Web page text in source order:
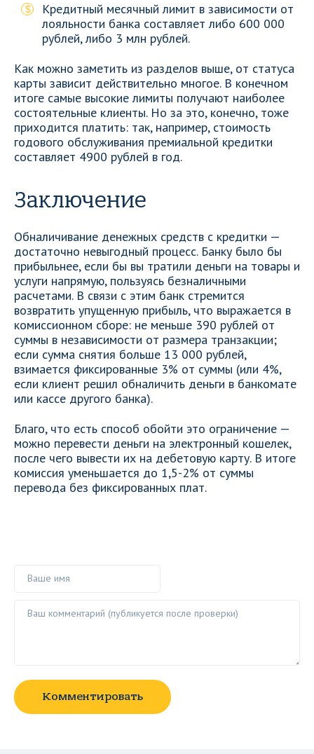
Кредитный месячный лимит в зависимости от
лояльности банка составляет либо 600 000
рублей, либо 3 млн рублей.
Как можно заметить из разделов выше, от статуса
карты зависит действительно многое. В конечном
итоге самые высокие лимиты получают наиболее
состоятельные клиенты. Но за это, конечно, тоже
приходится платить: так, например, стоимость
годового обслуживания премиальной кредитки
составляет 4900 рублей в год.
Заключение
Обналичивание денежных средств с кредитки —
достаточно невыгодный процесс. Банку было бы
прибыльнее, если бы вы тратили деньги на товары и
услуги напрямую, пользуясь безналичными
расчетами. В связи с этим банк стремится
возвратить упущенную прибыль, что выражается в
комиссионном сборе: не меньше 390 рублей от
суммы в независимости от размера транзакции;
если сумма снятия больше 13 000 рублей,
взимается фиксированные 3% от суммы (или 4%,
если клиент решил обналичить деньги в банкомате
или кассе другого банка).
Благо, что есть способ обойти это ограничение —
можно перевести деньги на электронный кошелек,
после чего вывести их на дебетовую карту. В итоге
комиссия уменьшается до 1,5-2% от суммы
перевода без фиксированных плат.
Комментировать